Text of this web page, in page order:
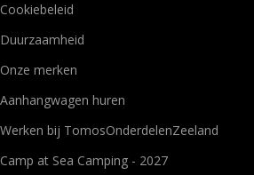
Cookiebeleid
Duurzaamheid
Onze merken
Aanhangwagen huren
Werken bij TomosOnderdelenZeeland
Camp at Sea Camping - 2027